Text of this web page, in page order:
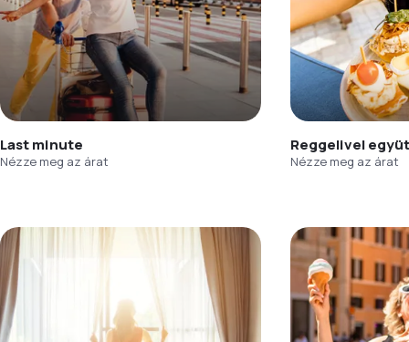
Last minute
Nézze meg az árat
Reggelivel
Nézze meg az árat